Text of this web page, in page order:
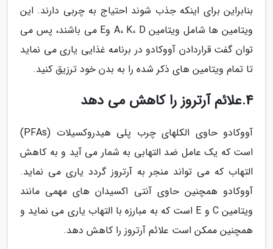
بنابراین برای اینکه جذب شوند احتیاج به چربی دارند. این
ویتامین ها شامل ویتامین A، K، D وE می باشند، پس می
توان گفت قراردادن آووکادو در برنامه غذایی یاری می نماید
تا تمام ویتامین های ذکر شده را به بدن خود ترزیق کنید.
4.علائم آرتروز را کاهش می دهد
آووکادو حاوی الکلهای چرب پلی هیدروکسیلات (PFAs)
است که یک عامل ضد التهابی به شمار می آید و به کاهش
التهاب که می تواند منجر به آرتروز گردد یاری می نماید.
آووکادو همچنین حاوی آنتی اکسیدان های مهمی مانند
ویتامین C و E است که به مبارزه با التهاب یاری می نماید و
همچنین ممکن است علائم آرتروز را کاهش دهد.